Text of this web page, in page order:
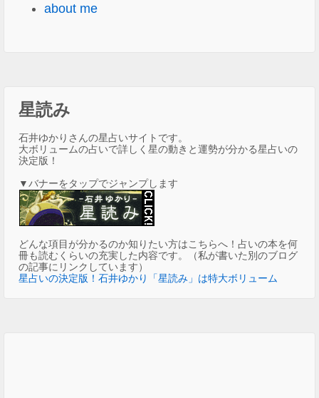
about me
星読み
石井ゆかりさんの星占いサイトです。
大ボリュームの占いで詳しく星の動きと運勢が分かる星占いの
決定版！
▼バナーをタップでジャンプします
どんな項目が分かるのか知りたい方はこちらへ！占いの本を何
冊も読むくらいの充実した内容です。（私が書いた別のブログ
の記事にリンクしています）
星占いの決定版！石井ゆかり「星読み」は特大ボリューム